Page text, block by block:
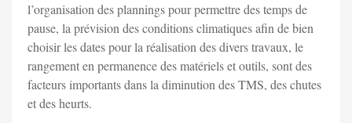
l’organisation des plannings pour permettre des temps de
pause, la prévision des conditions climatiques afin de bien
choisir les dates pour la réalisation des divers travaux, le
rangement en permanence des matériels et outils, sont des
facteurs importants dans la diminution des TMS, des chutes
et des heurts.